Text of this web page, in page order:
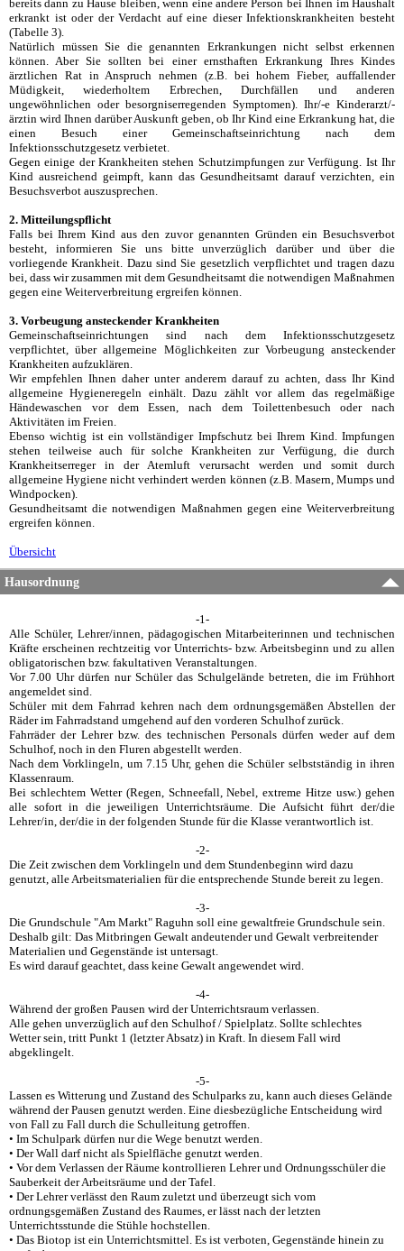
bereits dann zu Hause bleiben, wenn eine andere Person bei Ihnen im Haushalt
erkrankt ist oder der Verdacht auf eine dieser Infektionskrankheiten besteht
(Tabelle 3).
Natürlich müssen Sie die genannten Erkrankungen nicht selbst erkennen
können. Aber Sie sollten bei einer ernsthaften Erkrankung Ihres Kindes
ärztlichen Rat in Anspruch nehmen (z.B. bei hohem Fieber, auffallender
Müdigkeit, wiederholtem Erbrechen, Durchfällen und anderen
ungewöhnlichen oder besorgniserregenden Symptomen). Ihr/-e Kinderarzt/-
ärztin wird Ihnen darüber Auskunft geben, ob Ihr Kind eine Erkrankung hat, die
einen Besuch einer Gemeinschaftseinrichtung nach dem
Infektionsschutzgesetz verbietet.
Gegen einige der Krankheiten stehen Schutzimpfungen zur Verfügung. Ist Ihr
Kind ausreichend geimpft, kann das Gesundheitsamt darauf verzichten, ein
Besuchsverbot auszusprechen.
2. Mitteilungspflicht
Falls bei Ihrem Kind aus den zuvor genannten Gründen ein Besuchsverbot
besteht, informieren Sie uns bitte unverzüglich darüber und über die
vorliegende Krankheit. Dazu sind Sie gesetzlich verpflichtet und tragen dazu
bei, dass wir zusammen mit dem Gesundheitsamt die notwendigen Maßnahmen
gegen eine Weiterverbreitung ergreifen können.
3. Vorbeugung ansteckender Krankheiten
Gemeinschaftseinrichtungen sind nach dem Infektionsschutzgesetz
verpflichtet, über allgemeine Möglichkeiten zur Vorbeugung ansteckender
Krankheiten aufzuklären.
Wir empfehlen Ihnen daher unter anderem darauf zu achten, dass Ihr Kind
allgemeine Hygieneregeln einhält. Dazu zählt vor allem das regelmäßige
Händewaschen vor dem Essen, nach dem Toilettenbesuch oder nach
Aktivitäten im Freien.
Ebenso wichtig ist ein vollständiger Impfschutz bei Ihrem Kind. Impfungen
stehen teilweise auch für solche Krankheiten zur Verfügung, die durch
Krankheitserreger in der Atemluft verursacht werden und somit durch
allgemeine Hygiene nicht verhindert werden können (z.B. Masern, Mumps und
Windpocken).
Gesundheitsamt die notwendigen Maßnahmen gegen eine Weiterverbreitung
ergreifen können.
Übersicht
Hausordnung
-1-
Alle Schüler, Lehrer/innen, pädagogischen Mitarbeiterinnen und technischen
Kräfte erscheinen rechtzeitig vor Unterrichts- bzw. Arbeitsbeginn und zu allen
obligatorischen bzw. fakultativen Veranstaltungen.
Vor 7.00 Uhr dürfen nur Schüler das Schulgelände betreten, die im Frühhort
angemeldet sind.
Schüler mit dem Fahrrad kehren nach dem ordnungsgemäßen Abstellen der
Räder im Fahrradstand umgehend auf den vorderen Schulhof zurück.
Fahrräder der Lehrer bzw. des technischen Personals dürfen weder auf dem
Schulhof, noch in den Fluren abgestellt werden.
Nach dem Vorklingeln, um 7.15 Uhr, gehen die Schüler selbstständig in ihren
Klassenraum.
Bei schlechtem Wetter (Regen, Schneefall, Nebel, extreme Hitze usw.) gehen
alle sofort in die jeweiligen Unterrichtsräume. Die Aufsicht führt der/die
Lehrer/in, der/die in der folgenden Stunde für die Klasse verantwortlich ist.
-2-
Die Zeit zwischen dem Vorklingeln und dem Stundenbeginn wird dazu
genutzt, alle Arbeitsmaterialien für die entsprechende Stunde bereit zu legen.
-3-
Die Grundschule "Am Markt" Raguhn soll eine gewaltfreie Grundschule sein.
Deshalb gilt: Das Mitbringen Gewalt andeutender und Gewalt verbreitender
Materialien und Gegenstände ist untersagt.
Es wird darauf geachtet, dass keine Gewalt angewendet wird.
-4-
Während der großen Pausen wird der Unterrichtsraum verlassen.
Alle gehen unverzüglich auf den Schulhof / Spielplatz. Sollte schlechtes
Wetter sein, tritt Punkt 1 (letzter Absatz) in Kraft. In diesem Fall wird
abgeklingelt.
-5-
Lassen es Witterung und Zustand des Schulparks zu, kann auch dieses Gelände
während der Pausen genutzt werden. Eine diesbezügliche Entscheidung wird
von Fall zu Fall durch die Schulleitung getroffen.
• Im Schulpark dürfen nur die Wege benutzt werden.
• Der Wall darf nicht als Spielfläche genutzt werden.
• Vor dem Verlassen der Räume kontrollieren Lehrer und Ordnungsschüler die
Sauberkeit der Arbeitsräume und der Tafel.
• Der Lehrer verlässt den Raum zuletzt und überzeugt sich vom
ordnungsgemäßen Zustand des Raumes, er lässt nach der letzten
Unterrichtsstunde die Stühle hochstellen.
• Das Biotop ist ein Unterrichtsmittel. Es ist verboten, Gegenstände hinein zu